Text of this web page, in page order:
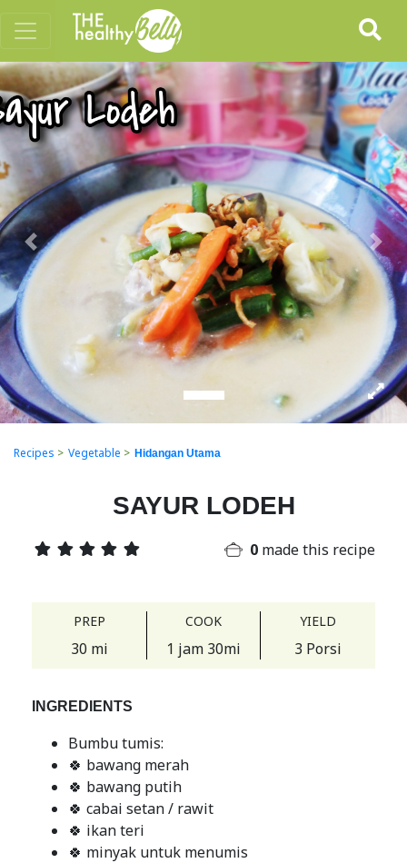
Previous Next
Recipes > Vegetable > Hidangan Utama
SAYUR LODEH
0 made this recipe
PREP
30 mi
COOK
1 jam 30mi
YIELD
3 Porsi
INGREDIENTS
Bumbu tumis:
🍀 bawang merah
🍀 bawang putih
🍀 cabai setan / rawit
🍀 ikan teri
🍀 minyak untuk menumis